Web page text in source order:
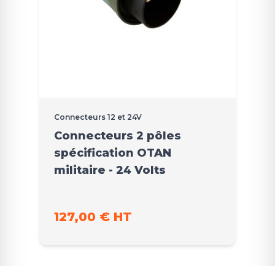
Connecteurs 12 et 24V
Connecteurs 2 pôles
spécification OTAN
militaire - 24 Volts
127,00 € HT